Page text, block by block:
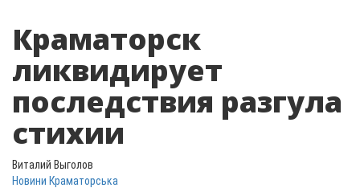
Краматорск
ликвидирует
последствия разгула
стихии
Виталий Выголов
Новини Краматорська